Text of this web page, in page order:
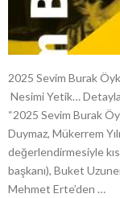
2025 Sevim Burak
Nesimi Yetik…
“2025 Sevim Burak
Duymaz, Mükerrem
değerlendirmesiyle
başkanı), Buket
Mehmet Erte’den …